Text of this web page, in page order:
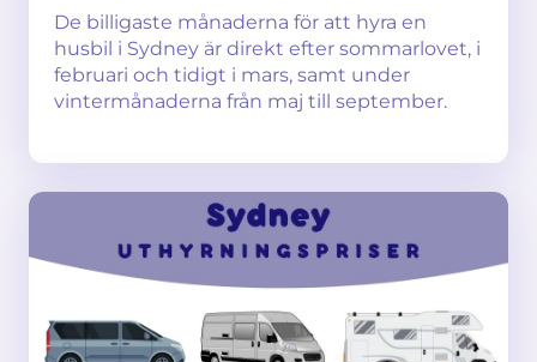
De billigaste månaderna för att hyra en
husbil i Sydney är direkt efter sommarlovet, i
februari och tidigt i mars, samt under
vintermånaderna från maj till september.